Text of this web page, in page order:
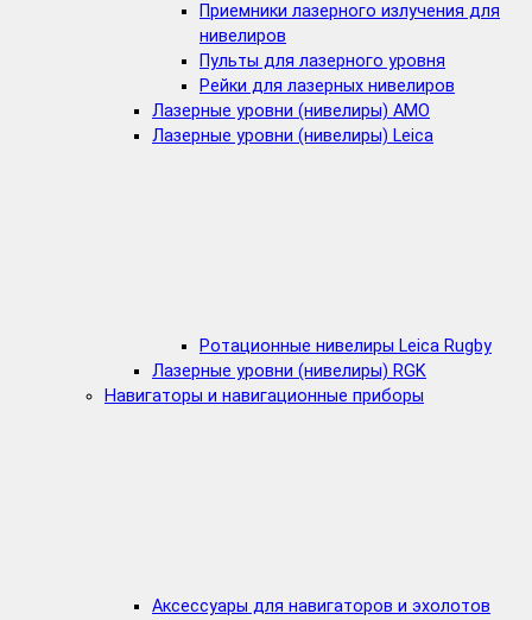
Приемники лазерного излучения для
нивелиров
Пульты для лазерного уровня
Рейки для лазерных нивелиров
Лазерные уровни (нивелиры) AMO
Лазерные уровни (нивелиры) Leica
Ротационные нивелиры Leica Rugby
Лазерные уровни (нивелиры) RGK
Навигаторы и навигационные приборы
Аксессуары для навигаторов и эхолотов